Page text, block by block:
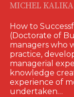
MICHEL KALIKA
How to
(Doctorate of
managers who
practice,
managerial
knowledge
experience of
undertaken…